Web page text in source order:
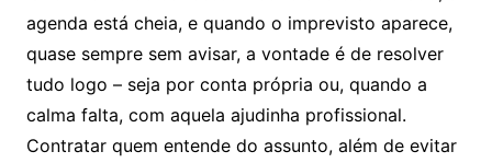
agenda está cheia, e quando o imprevisto aparece,
quase sempre sem avisar, a vontade é de resolver
tudo logo – seja por conta própria ou, quando a
calma falta, com aquela ajudinha profissional.
Contratar quem entende do assunto, além de evitar